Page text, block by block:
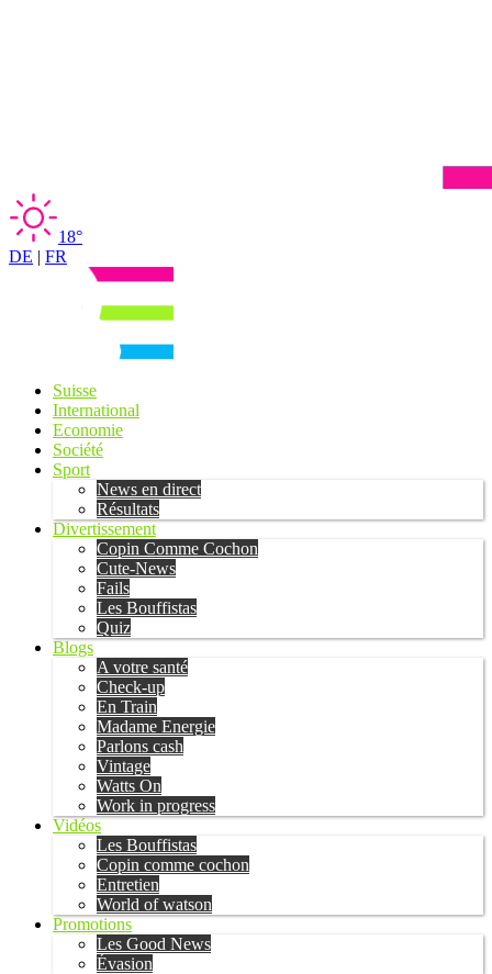
18°
DE | FR
Suisse
International
Economie
Société
Sport
News en direct
Résultats
Divertissement
Copin Comme Cochon
Cute-News
Fails
Les Bouffistas
Quiz
Blogs
A votre santé
Check-up
En Train
Madame Energie
Parlons cash
Vintage
Watts On
Work in progress
Vidéos
Les Bouffistas
Copin comme cochon
Entretien
World of watson
Promotions
Les Good News
Évasion